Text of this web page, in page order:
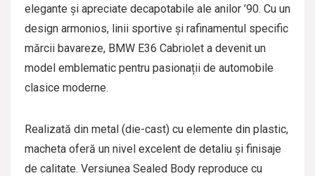
elegante și apreciate decapotabile ale anilor ’90. Cu un
design armonios, linii sportive și rafinamentul specific
mărcii bavareze, BMW E36 Cabriolet a devenit un
model emblematic pentru pasionații de automobile
clasice moderne.
Realizată din metal (die-cast) cu elemente din plastic,
macheta oferă un nivel excelent de detaliu și finisaje
de calitate. Versiunea Sealed Body reproduce cu